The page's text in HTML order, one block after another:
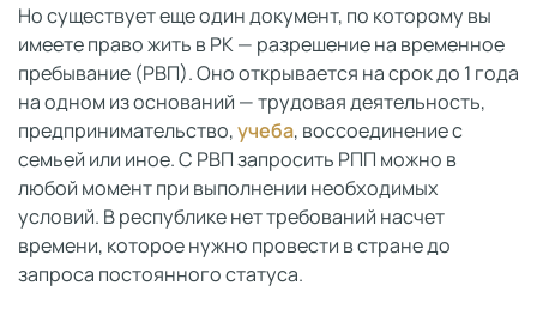
Но существует еще один документ, по которому вы
имеете право жить в РК — разрешение на временное
пребывание (РВП). Оно открывается на срок до 1 года
на одном из оснований — трудовая деятельность,
предпринимательство,учеба, воссоединение с
семьей или иное. С РВП запросить РПП можно в
любой момент при выполнении необходимых
условий. В республике нет требований насчет
времени, которое нужно провести в стране до
запроса постоянного статуса.